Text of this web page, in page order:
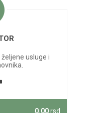
usluge i
0.00rsd